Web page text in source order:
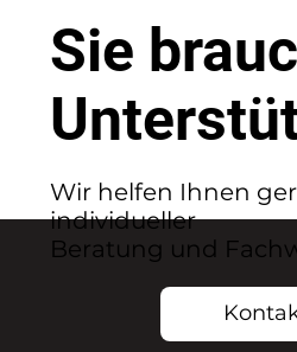
Sie
Wir helfen Ihnen
individueller
Beratung und